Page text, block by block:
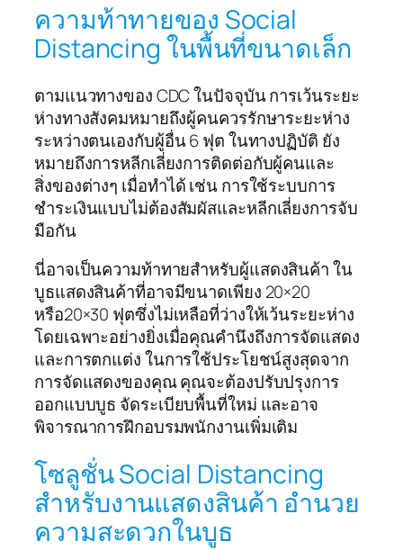
ความท้าทายของ Social
Distancing ในพื้นที่ขนาดเล็ก
ตามแนวทางของ CDC ในปัจจุบัน การเว้นระยะ
ห่างทางสังคมหมายถึงผู้คนควรรักษาระยะห่าง
ระหว่างตนเองกับผู้อื่น 6 ฟุต ในทางปฏิบัติ ยัง
หมายถึงการหลีกเลี่ยงการติดต่อกับผู้คนและ
สิ่งของต่างๆ เมื่อทำได้ เช่น การใช้ระบบการ
ชำระเงินแบบไม่ต้องสัมผัสและหลีกเลี่ยงการจับ
มือกัน
นี่อาจเป็นความท้าทายสำหรับผู้แสดงสินค้า ใน
บูธแสดงสินค้าที่อาจมีขนาดเพียง 20×20
หรือ20×30 ฟุตซึ่งไม่เหลือที่ว่างให้เว้นระยะห่าง
โดยเฉพาะอย่างยิ่งเมื่อคุณคำนึงถึงการจัดแสดง
และการตกแต่ง ในการใช้ประโยชน์สูงสุดจาก
การจัดแสดงของคุณ คุณจะต้องปรับปรุงการ
ออกแบบบูธ จัดระเบียบพื้นที่ใหม่ และอาจ
พิจารณาการฝึกอบรมพนักงานเพิ่มเติม
โซลูชั่น Social Distancing
สำหรับงานแสดงสินค้า อำนวย
ความสะดวกในบูธ